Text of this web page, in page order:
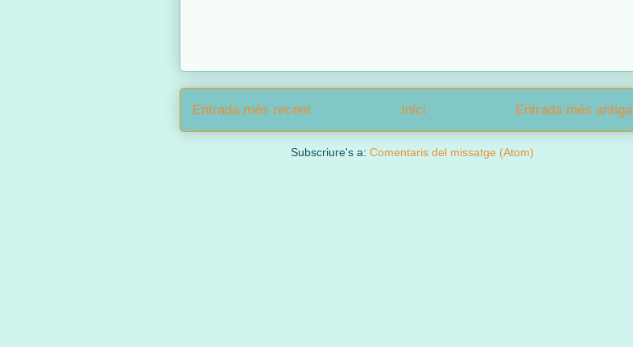
Entrada més recent Entrada més antiga
Inici
Subscriure's a: Comentaris del missatge (Atom)